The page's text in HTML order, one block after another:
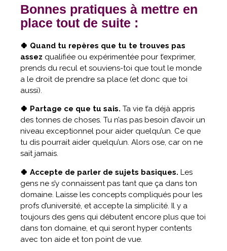
Bonnes pratiques à mettre en
place tout de suite :
🍀 Quand tu repères que tu te trouves pas
assez qualifiée ou expérimentée pour t’exprimer,
prends du recul et souviens-toi que tout le monde
a le droit de prendre sa place (et donc que toi
aussi).
🍀 Partage ce que tu sais. Ta vie t’a déjà appris
des tonnes de choses. Tu n’as pas besoin d’avoir un
niveau exceptionnel pour aider quelqu’un. Ce que
tu dis pourrait aider quelqu’un. Alors ose, car on ne
sait jamais.
🍀 Accepte de parler de sujets basiques. Les
gens ne s’y connaissent pas tant que ça dans ton
domaine. Laisse les concepts compliqués pour les
profs d’université, et accepte la simplicité. Il y a
toujours des gens qui débutent encore plus que toi
dans ton domaine, et qui seront hyper contents
avec ton aide et ton point de vue.